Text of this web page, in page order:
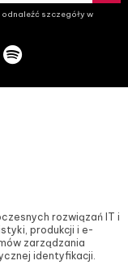
szczegóły w
rozwiązań IT i
produkcji i e-
zarządzania
identyfikacji.